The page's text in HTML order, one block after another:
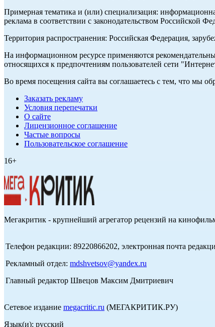
Примерная тематика и (или) специализация:
реклама в соответствии с законодательством Российской
Территория распространения: Российская Федерация,
На информационном ресурсе применяются
относящихся к предпочтениям пользователей сети
Во время посещения сайта вы соглашаетесь с тем, что мы
Заказать рекламу
Условия перепечатки
О сайте
Лицензионное соглашение
Частые вопросы
Пользовательское соглашение
16+
Мегакритик - крупнейший агрегатор рецензий на
Телефон редакции: 89220866202, электронная почта
Рекламный отдел: mdshvetsov@yandex.ru
Главный редактор Швецов Максим Дмитриевич
Сетевое издание megacritic.ru (МЕГАКРИТИК.РУ)
Язык(и): русский